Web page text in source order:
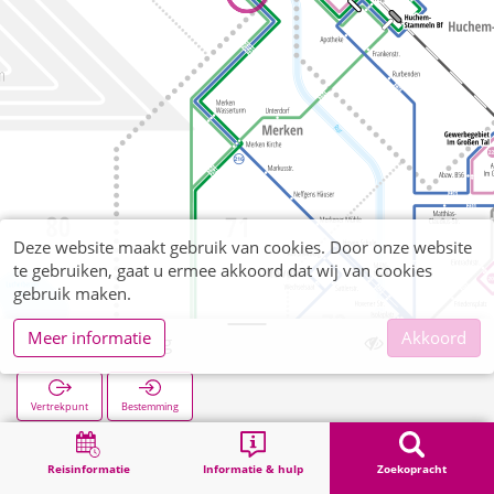
Reisinformatie Informatie & hulp Zoekopracht
Am Molenweg
Vertrekpunt Bestemming
Zoekopracht
Deze website maakt gebruik van cookies. Door onze website
te gebruiken, gaat u ermee akkoord dat wij van cookies
gebruik maken.
Meer informatie
Akkoord